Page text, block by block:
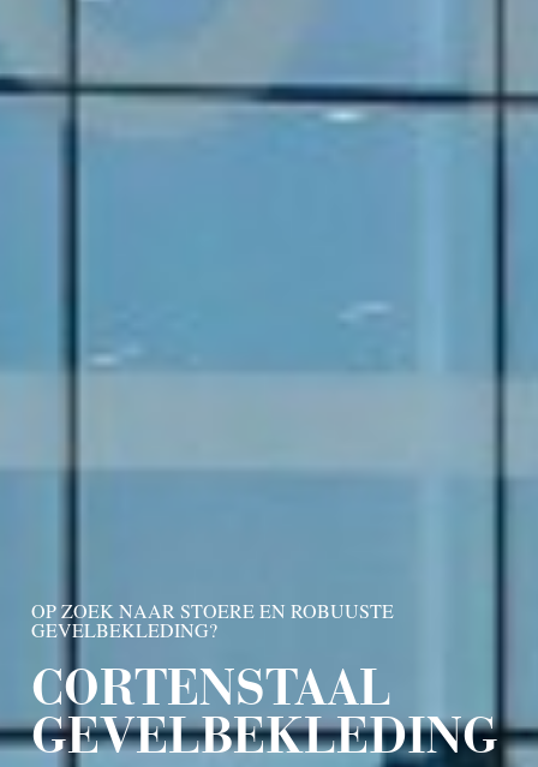
OP ZOEK NAAR STOERE EN ROBUUSTE
GEVELBEKLEDING?
CORTENSTAAL
GEVELBEKLEDING